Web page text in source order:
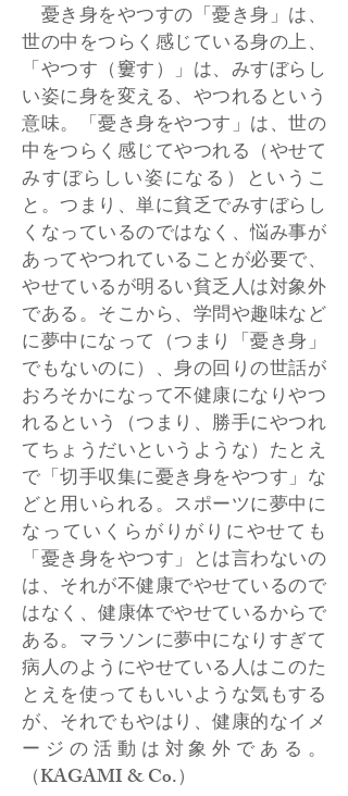
憂き身をやつすの「憂き身」は、
世の中をつらく感じている身の上、
「やつす（窶す）」は、みすぼらし
い姿に身を変える、やつれるという
意味。「憂き身をやつす」は、世の
中をつらく感じてやつれる（やせて
みすぼらしい姿になる）というこ
と。つまり、単に貧乏でみすぼらし
くなっているのではなく、悩み事が
あってやつれていることが必要で、
やせているが明るい貧乏人は対象外
である。そこから、学問や趣味など
に夢中になって（つまり「憂き身」
でもないのに）、身の回りの世話が
おろそかになって不健康になりやつ
れるという（つまり、勝手にやつれ
てちょうだいというような）たとえ
で「切手収集に憂き身をやつす」な
どと用いられる。スポーツに夢中に
なっていくらがりがりにやせても
「憂き身をやつす」とは言わないの
は、それが不健康でやせているので
はなく、健康体でやせているからで
ある。マラソンに夢中になりすぎて
病人のようにやせている人はこのた
とえを使ってもいいような気もする
が、それでもやはり、健康的なイメ
ージの活動は対象外である。
（KAGAMI & Co.）